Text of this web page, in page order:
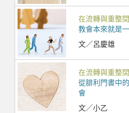
在流轉與重整
教會本來就是
文／呂慶雄
在流轉與重整
從腓利門書中
會
文／小乙